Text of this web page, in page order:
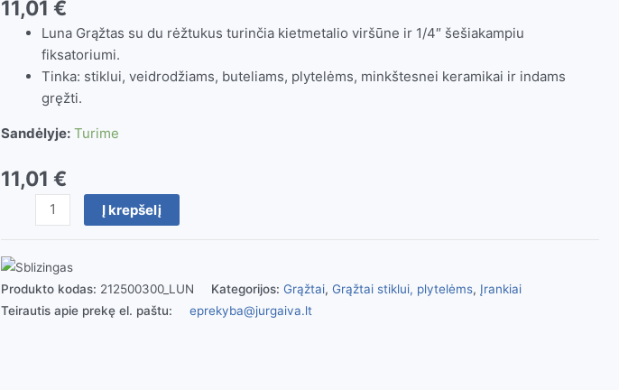
11,01 €
Luna Grąžtas su du rėžtukus turinčia kietmetalio viršūne ir 1/4″ šešiakampiu
fiksatoriumi.
Tinka: stiklui, veidrodžiams, buteliams, plytelėms, minkštesnei keramikai ir indams
gręžti.
Sandėlyje: Turime
11,01 €
produkto
kiekis:
grąžtas
1/4
Luna
Į krepšelį
Produkto kodas: 212500300_LUN Kategorijos: Grąžtai, Grąžtai stiklui, plytelėms, Įrankiai
Teirautis apie prekę el. paštu:
eprekyba@jurgaiva.lt